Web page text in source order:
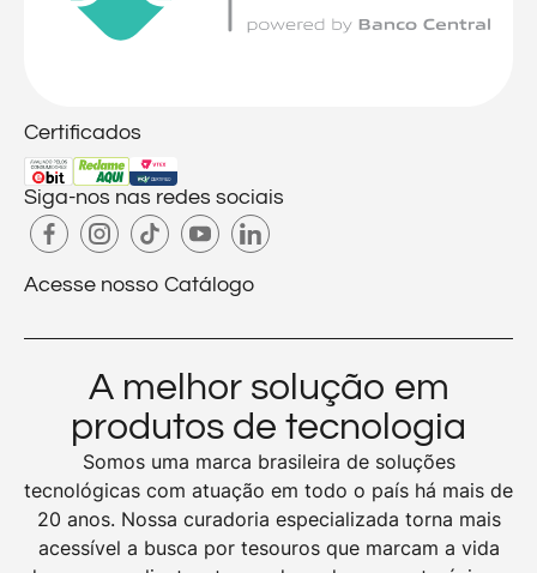
Certificados
Siga-nos nas redes sociais
Acesse nosso Catálogo
A melhor solução em
produtos de tecnologia
Somos uma marca brasileira de soluções
tecnológicas com atuação em todo o país há mais de
20 anos. Nossa curadoria especializada torna mais
acessível a busca por tesouros que marcam a vida